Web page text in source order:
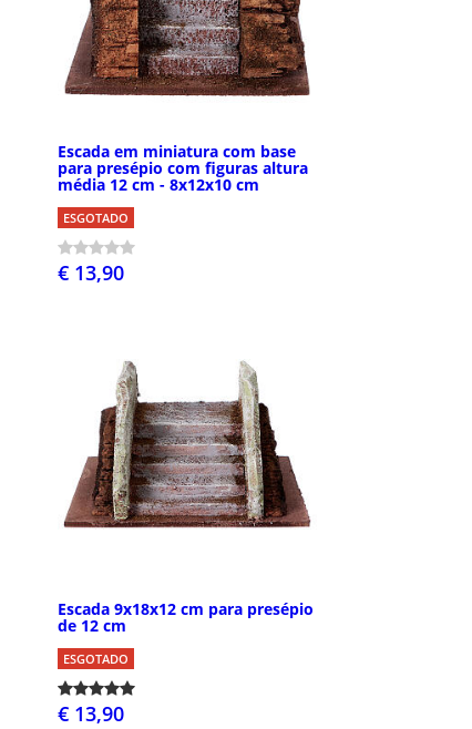
Escada em miniatura com base
para presépio com figuras altura
média 12 cm - 8x12x10 cm
ESGOTADO
€ 13,90
Escada 9x18x12 cm para presépio
de 12 cm
ESGOTADO
€ 13,90